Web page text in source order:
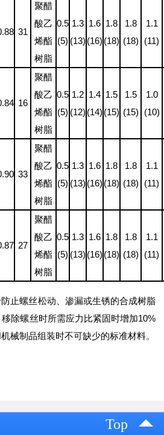
31
聚醋
酸乙
烯酯
树脂
0.5
(5)
1.3
(13)
1.6
(16)
1.8
(18)
1.8
(18)
1.1
(11)
16
聚醋
酸乙
烯酯
树脂
0.5
(5)
1.2
(12)
1.4
(14)
1.5
(15)
1.5
(15)
1.0
(10)
33
聚醋
酸乙
烯酯
树脂
0.5
(5)
1.3
(13)
1.6
(16)
1.8
(18)
1.8
(18)
1.1
(11)
27
聚醋
酸乙
烯酯
树脂
0.5
(5)
1.3
(13)
1.6
(16)
1.8
(18)
1.8
(18)
1.1
(11)
止螺丝松动、渗漏或生锈的合成树脂
除螺丝时所需应力比紧固时增加10%
械制品组装时不可缺少的标准材料。
Top